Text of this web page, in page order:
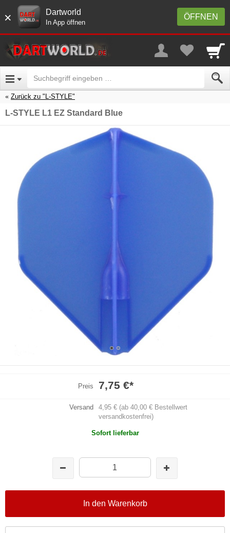
× ÖFFNEN
Dartworld
In App öffnen
Zurück zu "L-STYLE"
L-STYLE L1 EZ Standard Blue
Preis 7,75 €*
Versand
4,95 € (ab 40,00 € Bestellwert
versandkostenfrei)
Sofort lieferbar
In den Warenkorb